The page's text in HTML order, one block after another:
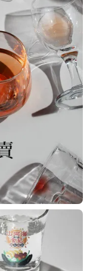
貨速度相當
了，商品包裝
，值得推薦
度良好，有